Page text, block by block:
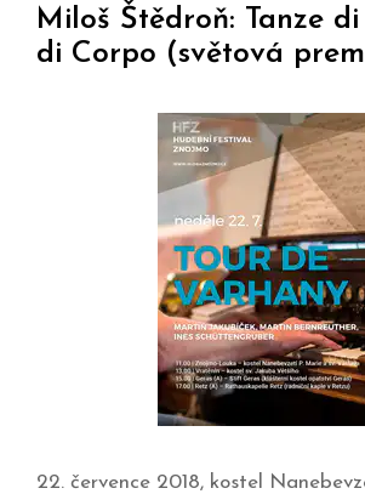
Miloš Štědroň: Tanze
di Corpo (světová
22. července 2018, kostel